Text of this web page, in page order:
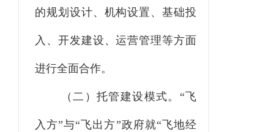
的规划设计、机构设置、基础投
入、开发建设、运营管理等方面
进行全面合作。
（二）托管建设模式。 “飞
入方”与“ 飞出方”政府就“飞地经